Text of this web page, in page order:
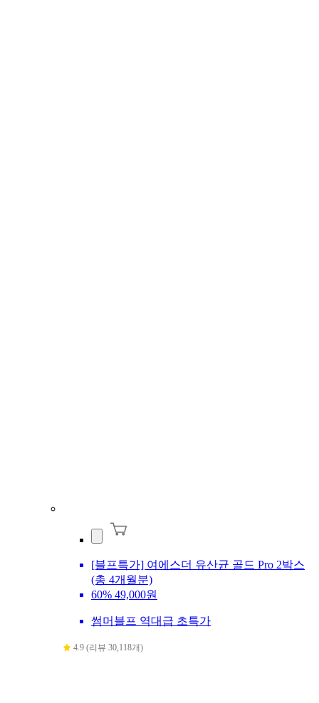
[블프특가] 여에스더 유산균 골드 Pro 2박스
(총 4개월분)
60% 49,000원
썸머블프 역대급 초특가
4.9 (리뷰 30,118개)